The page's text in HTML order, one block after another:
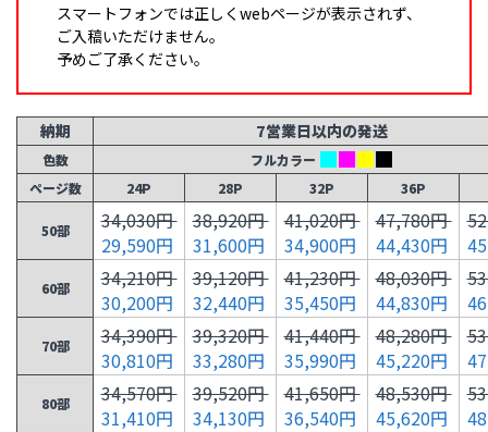
スマートフォンでは正しくwebページが表示されず、
ご入稿いただけません。
予めご了承ください。
納期 7営業日以内の発送
色数
フルカラー
ページ数
24P 28P 32P 36P
50部
34,030円
29,590円
38,920円
31,600円
41,020円
34,900円
47,780円
44,430円
60部
34,210円
30,200円
39,120円
32,440円
41,230円
35,450円
48,030円
44,830円
70部
34,390円
30,810円
39,320円
33,280円
41,440円
35,990円
48,280円
45,220円
80部
34,570円
31,410円
39,520円
34,130円
41,650円
36,540円
48,530円
45,620円